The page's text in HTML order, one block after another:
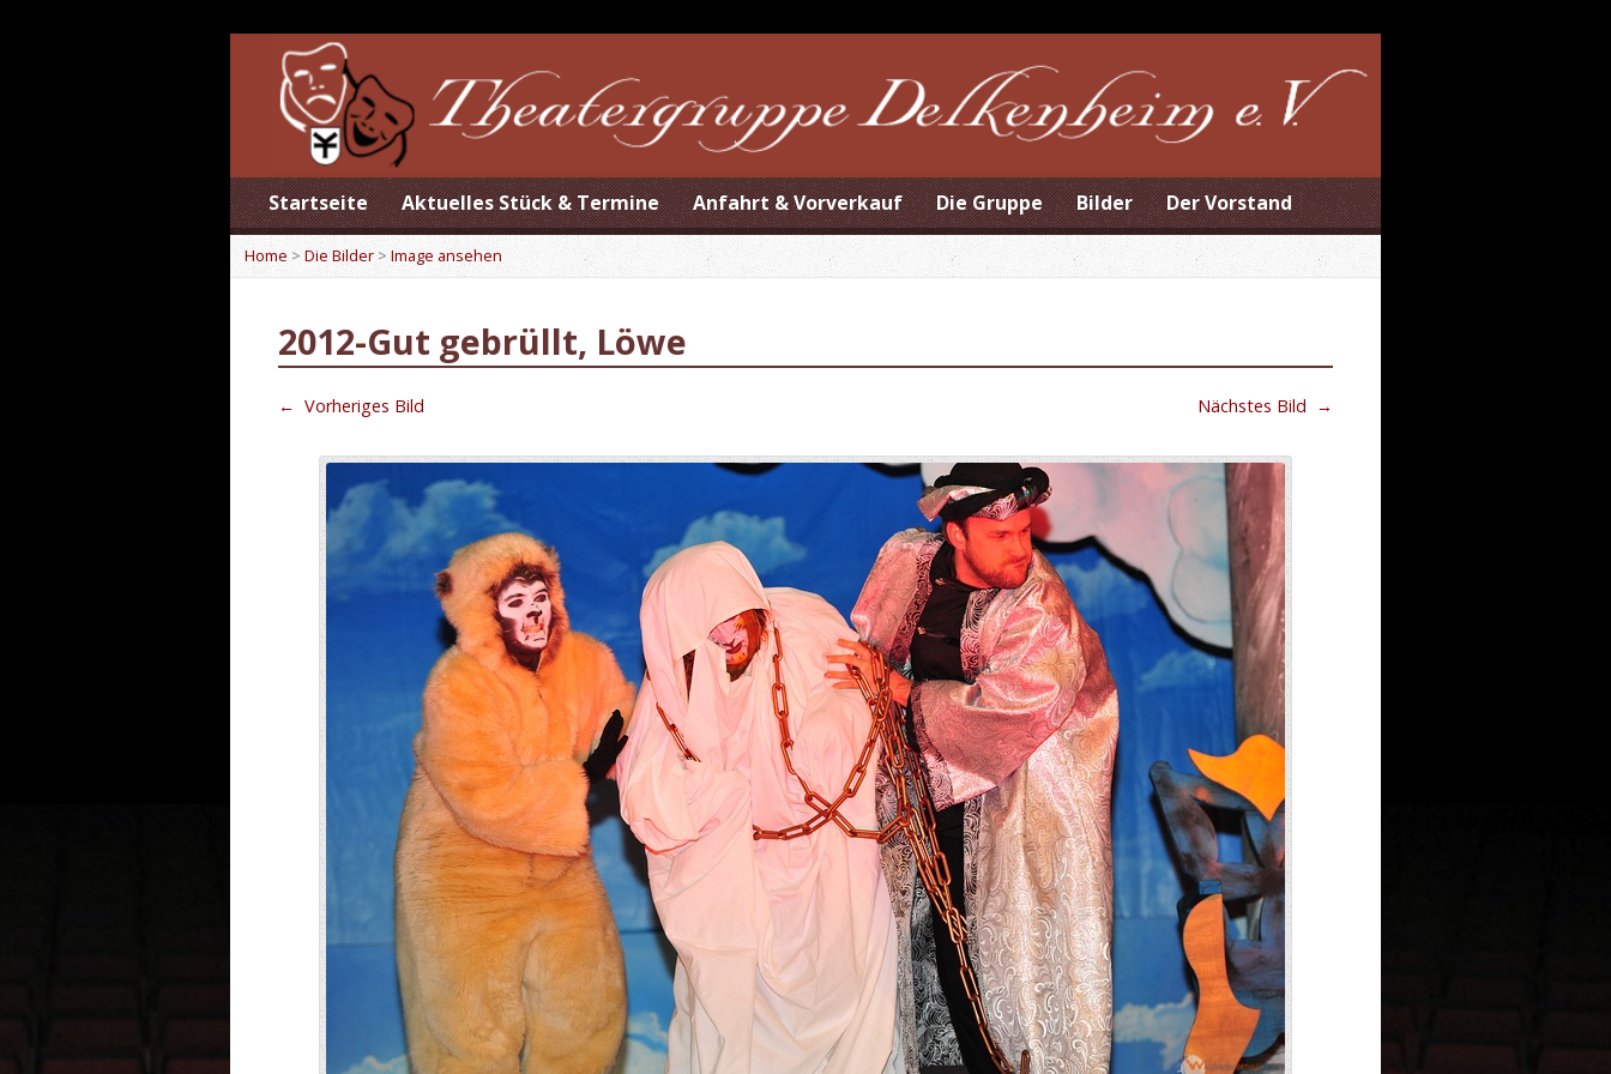
Startseite Aktuelles Stück & Termine Anfahrt & Vorverkauf Die Gruppe Bilder Der Vorstand
Home > Die Bilder >Image ansehen
2012-Gut gebrüllt, Löwe
← Vorheriges Bild Nächstes Bild →